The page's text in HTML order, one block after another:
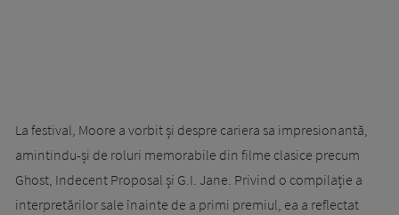
La festival, Moore a vorbit și despre cariera sa impresionantă,
amintindu-și de roluri memorabile din filme clasice precum
Ghost, Indecent Proposal și G.I. Jane. Privind o compilație a
interpretărilor sale înainte de a primi premiul, ea a reflectat